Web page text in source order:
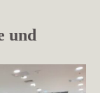
und